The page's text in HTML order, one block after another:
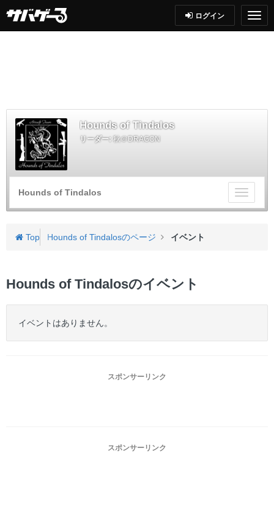
ログイン
Hounds of Tindalos
リーダー: 秋＠DRAGON
チ
ー
Hounds of Tindalos
Top Hounds of Tindalosのページ イベント
Hounds of Tindalosのイベント
イベントはありません。
スポンサーリンク
スポンサーリンク